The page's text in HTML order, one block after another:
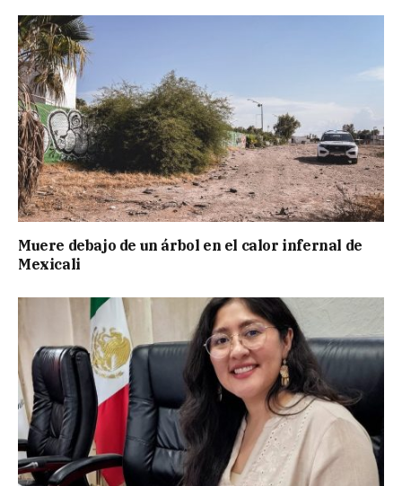
Muere debajo de un árbol en el calor infernal de
Mexicali